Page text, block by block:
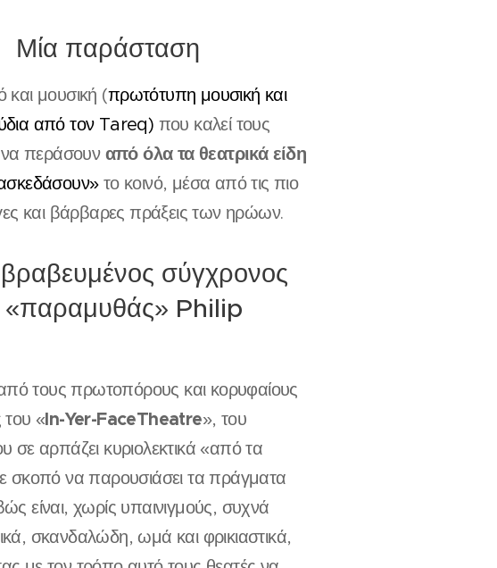
Μία παράσταση
και μουσική (πρωτότυπη μουσική και
από τον Tareq) που καλεί τους
περάσουν από όλα τα θεατρικά είδη
το κοινό, μέσα από τις πιο
και βάρβαρες πράξεις των ηρώων.
σύγχρονος
«παραμυθάς» Philip
από τους πρωτοπόρους και κορυφαίους
του «In-Yer-FaceTheatre», του
σε αρπάζει κυριολεκτικά «από τα
σκοπό να παρουσιάσει τα πράγματα
είναι, χωρίς υπαινιγμούς, συχνά
σκανδαλώδη, ωμά και φρικιαστικά,